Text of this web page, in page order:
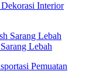
Interior
Lebah